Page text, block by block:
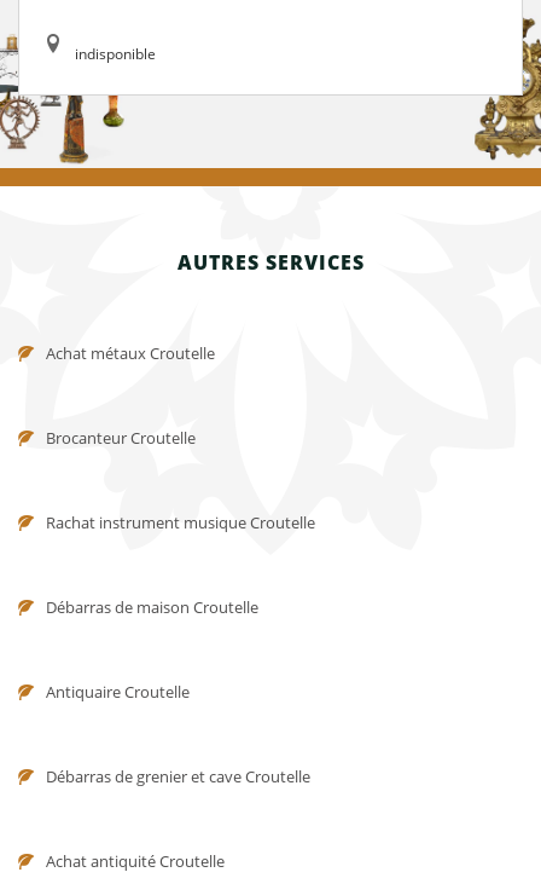
indisponible
AUTRES SERVICES
Achat métaux Croutelle
Brocanteur Croutelle
Rachat instrument musique Croutelle
Débarras de maison Croutelle
Antiquaire Croutelle
Débarras de grenier et cave Croutelle
Achat antiquité Croutelle